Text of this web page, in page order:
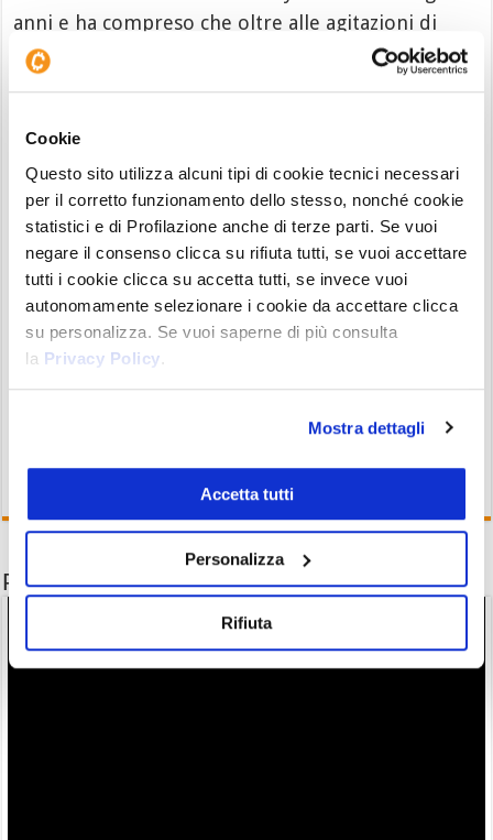
Cookie
Questo sito utilizza alcuni tipi di cookie tecnici necessari
per il corretto funzionamento dello stesso, nonché cookie
statistici e di Profilazione anche di terze parti. Se vuoi
negare il consenso clicca su rifiuta tutti, se vuoi accettare
tutti i cookie clicca su accetta tutti, se invece vuoi
autonomamente selezionare i cookie da accettare clicca
su personalizza. Se vuoi saperne di più consulta
la Privacy Policy.
Mostra dettagli
Accetta tutti
Personalizza
Rifiuta
anni e ha compreso che oltre alle agitazioni di
mercato c’è una missione molto più fondamentale
corrotti dal potere, dal denaro o semplicemente
dal desiderio di fare quello che vogliono con il
nostro denaro.
Sì, stiamo parlando diSBF, e chiudiamo l’articolo
chiedendoci com’è che ancora tutti continuano a
girarsi dall’altra parte e ad attaccare
Bitcoin
mentre in questi giorni sta dando una prova così
incredibile della sua forza. E della sua intangibilità.
Potrebbe interessarti anche